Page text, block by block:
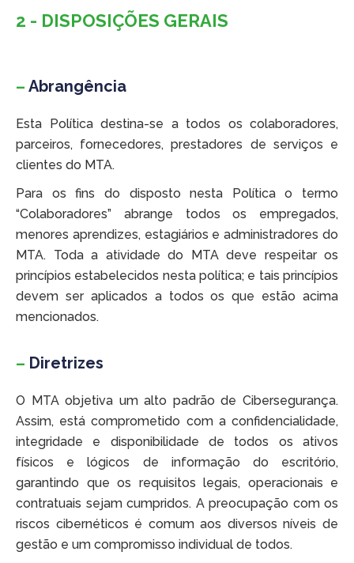
2 - DISPOSIÇÕES GERAIS
– Abrangência
Esta Política destina-se a todos os colaboradores,
parceiros, fornecedores, prestadores de serviços e
clientes do MTA.
Para os fins do disposto nesta Política o termo
“Colaboradores” abrange todos os empregados,
menores aprendizes, estagiários e administradores do
MTA. Toda a atividade do MTA deve respeitar os
princípios estabelecidos nesta política; e tais princípios
devem ser aplicados a todos os que estão acima
mencionados.
– Diretrizes
O MTA objetiva um alto padrão de Cibersegurança.
Assim, está comprometido com a confidencialidade,
integridade e disponibilidade de todos os ativos
físicos e lógicos de informação do escritório,
garantindo que os requisitos legais, operacionais e
contratuais sejam cumpridos. A preocupação com os
riscos cibernéticos é comum aos diversos níveis de
gestão e um compromisso individual de todos.